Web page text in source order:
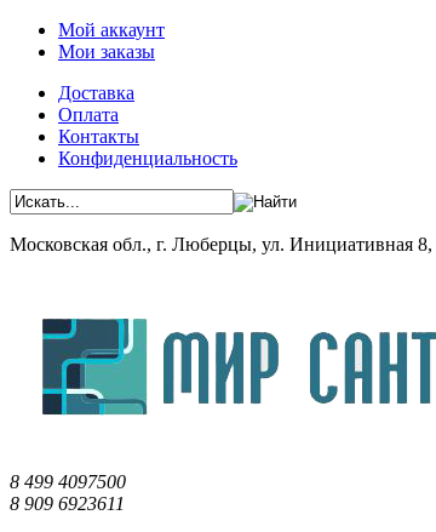
Мой аккаунт
Мои заказы
Доставка
Оплата
Контакты
Конфиденциальность
Московская обл., г. Люберцы, ул. Инициативная
8 499 4097500
8 909 6923611